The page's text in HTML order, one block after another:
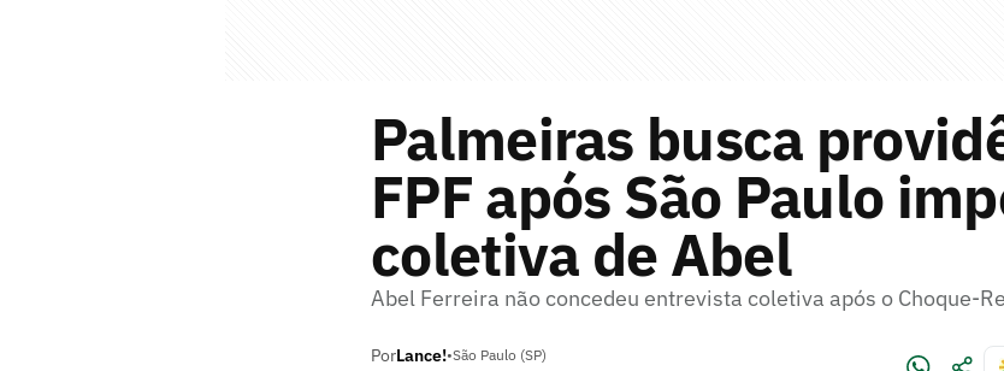
Palmeiras busca
FPF após São Paulo
coletiva de Abel
Abel Ferreira não concedeu entrevista coletiva após o Choque-
PorLance!•São Paulo (SP)